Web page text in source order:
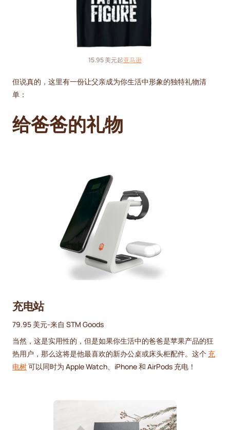
15.95 美元起亚马逊
但说真的，这里有一份让父亲成为你生活中形象的独特礼物清
单：
给爸爸的礼物
充电站
79.95 美元-来自 STM Goods
当然，这是实用性的，但是如果你生活中的爸爸是苹果产品的狂
热用户，那么这将是他最喜欢的新办公桌或床头柜配件。这个 充
电树可以同时为 Apple Watch、iPhone 和 AirPods 充电！